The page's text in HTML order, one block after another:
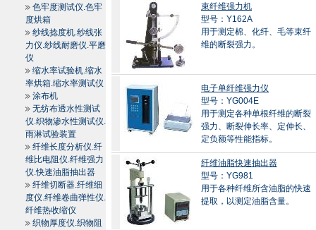
色牢度测试仪.色牢
度烘箱
纱线捻度机.纱线张
力仪.纱线耐磨仪.平磨
仪
缩水率试验机.缩水
率烘箱.缩水率测试仪
涂布机
无纺布透水性测试
仪.织物渗水性测试仪.
雨淋试验装置
纤维长度分析仪.纤
维比电阻仪.纤维强力
仪.快速油脂抽出器
纤维切断器.纤维细
度仪.纤维卷曲弹性仪.
纤维热收缩仪
织物厚度仪.织物阻
束纤维强力机
型号：Y162A
用于测定棉、化纤、毛等束纤
维的断裂强力。
电子单纤维强力仪
型号：YG004E
用于测定各种单根纤维的断裂
强力、断裂伸长率、定伸长、
定负额等性能指标。
纤维油脂快速抽出器
型号：YG981
用于各种纤维所含油脂的快速
提取，以测定油脂含量。